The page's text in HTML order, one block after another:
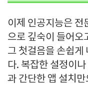
이제 인공지능은 전
으로 깊숙이 들어오
그 첫걸음을 손쉽게
다. 복잡한 설정이
과 간단한 앱 설치